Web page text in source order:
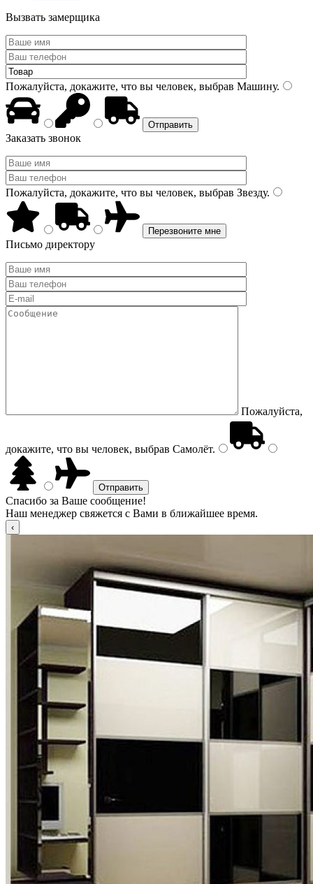
Вызвать замерщика
Пожалуйста, докажите, что вы человек, выбрав Машину.
Заказать звонок
Пожалуйста, докажите, что вы человек, выбрав Звезду.
Письмо директору
Пожалуйста,
докажите, что вы человек, выбрав Самолёт.
Спасибо за Ваше сообщение!
Наш менеджер свяжется с Вами в ближайшее время.